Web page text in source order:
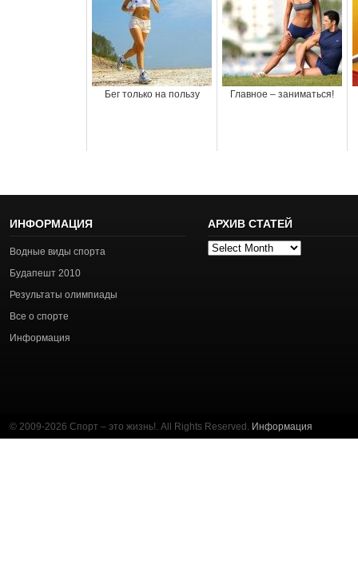
Бег только на пользу Главное – заниматься!
ИНФОРМАЦИЯ
Водные виды спорта
Будапешт 2010
Результаты олимпиады
Все о спорте
Информация
АРХИВ СТАТЕЙ
Архив
© 2009-2026 Спорт – это жизнь!. All Rights Reserved. Информация